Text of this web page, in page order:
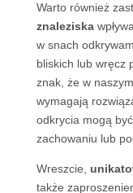
Warto również
znaleziska
w snach
bliskich lub wręcz
znak, że w
wymagają
odkrycia mogą
zachowaniu lub
Wreszcie,
także